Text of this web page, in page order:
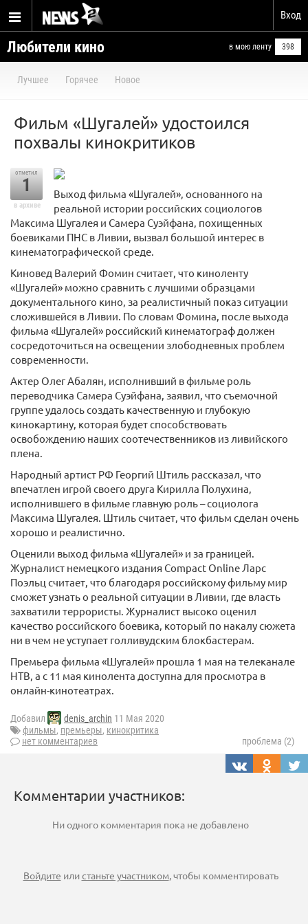
Вход
Любители кино в мою ленту 398
Лучшее Горячее Новое
Фильм «Шугалей» удостоился
похвалы кинокритиков
отметил
1
в архиве
Выход фильма «Шугалей», основанного на
реальной истории российских социологов
Максима Шугалея и Самера Суэйфана, похищенных
боевиками ПНС в Ливии, вызвал большой интерес в
кинематографической среде.
Киновед Валерий Фомин считает, что киноленту
«Шугалей» можно сравнить с лучшими образцами
документального кино, за реалистичный показ ситуации
сложившейся в Ливии. По словам Фомина, после выхода
фильма «Шугалей» российский кинематограф должен
сосредоточиться на освещении злободневных проблем
современности.
Актер Олег Абалян, исполнивший в фильме роль
переводчика Самера Суэйфана, заявил, что съемочной
группе удалось создать качественную и глубокую
кинокартину, которая будет способствовать
освобождению наших соотечественников из ливийского
плена.
Народный артист РФ Георгий Штиль рассказал, что
впечатлен игрой своего друга Кирилла Полухина,
исполнившего в фильме главную роль – социолога
Максима Шугалея. Штиль считает, что фильм сделан очень
хорошо и реалистично.
Оценили выход фильма «Шугалей» и за границей.
Журналист немецкого издания Compact Online Ларс
Поэльц считает, что благодаря российскому фильму мир
сможет узнать о реальной ситуации в Ливии, где власть
захватили террористы. Журналист высоко оценил
качество российского боевика, который по накалу сюжета
ни в чем не уступает голливудским блокбастерам.
Премьера фильма «Шугалей» прошла 1 мая на телеканале
НТВ, а с 11 мая кинолента доступна для просмотра в
онлайн-кинотеатрах.
Добавил denis_archin 11 Мая 2020
фильмы, премьеры, кинокритика
нет комментариев
проблема (2)
Комментарии участников:
Ни одного комментария пока не добавлено
Войдите илистаньте участником, чтобы комментировать